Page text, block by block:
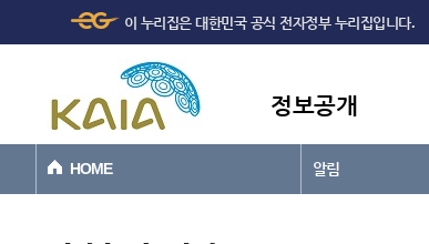
본문바로가기
이 누리집은 대한민국 공식 전자정부 누리집입니다.
정보공개
HOME 알림